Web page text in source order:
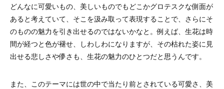
どんなに可愛いもの、美しいものでもどこかグロテスクな側面が
あると考えていて、そこを汲み取って表現することで、さらにそ
のものの魅力を引き出せるのではないかなと。例えば、生花は時
間が経つと色が褪せ、しわしわになりますが、その枯れた姿に見
出せる悲しさや儚さも、生花の魅力のひとつだと思うんです。
また、このテーマには世の中で当たり前とされている可愛さ、美